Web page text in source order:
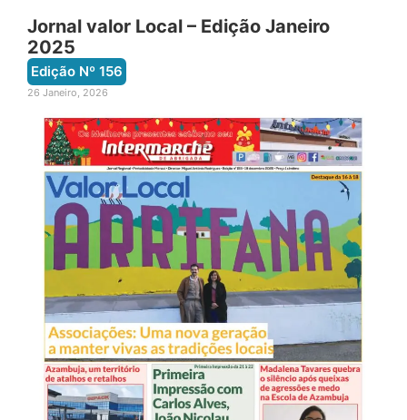
Jornal valor Local – Edição Janeiro
2025
Edição Nº 156
26 Janeiro, 2026